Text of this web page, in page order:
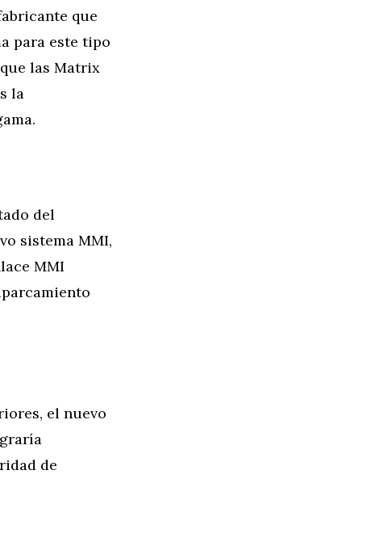
que
para este tipo
las Matrix
la
del
sistema MMI,
MMI
el nuevo
de